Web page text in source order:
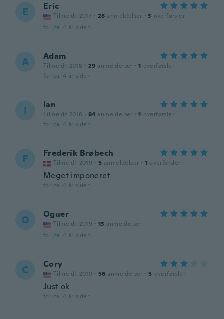
E Eric
Tilmeldt 2017 · 28 anmeldelser · 3 overførsler
for ca. 4 år siden
A Adam
Tilmeldt 2018 · 29 anmeldelser · 1 overførsler
for ca. 4 år siden
I Ian
Tilmeldt 2018 · 84 anmeldelser · 1 overførsler
for ca. 4 år siden
F Frederik Brøbech
Tilmeldt 2019 · 5 anmeldelser · 1 overførsler
Meget imponeret
for ca. 4 år siden
O Oguer
Tilmeldt 2019 · 13 anmeldelser
for ca. 4 år siden
C Cory
Tilmeldt 2019 · 56 anmeldelser · 5 overførsler
Just ok
for ca. 4 år siden